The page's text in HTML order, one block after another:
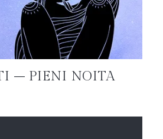
– PIENI NOITA